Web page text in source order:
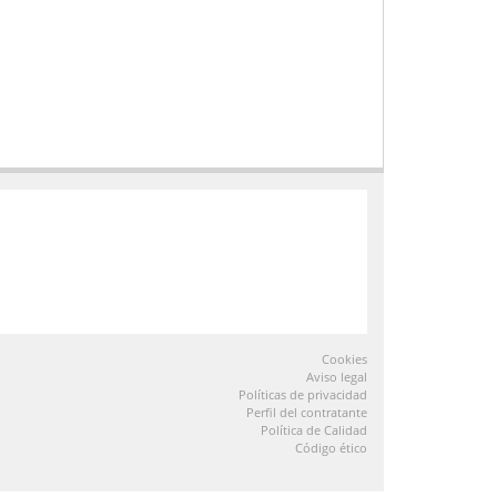
Cookies
Aviso legal
Políticas de privacidad
Perfil del contratante
Política de Calidad
Código ético